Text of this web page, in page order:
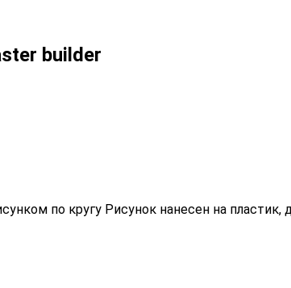
builder
по кругу Рисунок нанесен на